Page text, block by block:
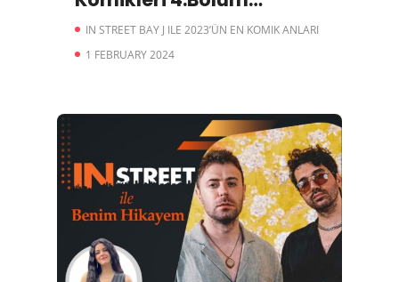
Videocast
IN STREET BAY J ILE 2023’ÜN EN KOMIK ANLARI
1 FEBRUARY 2024